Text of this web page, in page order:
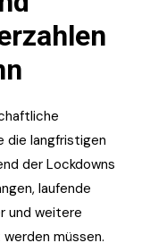
die langfristigen
der Lockdowns
laufende
und weitere
müssen.